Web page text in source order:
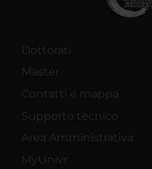
Dottorati
Master
Contatti e mappa
Supporto tecnico
Area Amministrativa
MyUnivr